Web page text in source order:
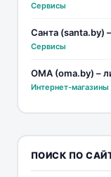
Сервисы
Санта (santa.by)
Сервисы
ОМА (oma.by) –
Интернет-магазины
ПОИСК ПО